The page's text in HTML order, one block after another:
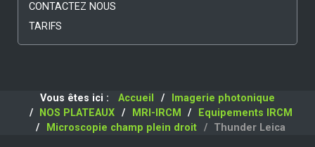
CONTACTEZ NOUS
TARIFS
Vous êtes ici : Accueil
Imagerie photonique
NOS PLATEAUX
MRI-IRCM
Equipements IRCM
Microscopie champ plein droit
Thunder Leica